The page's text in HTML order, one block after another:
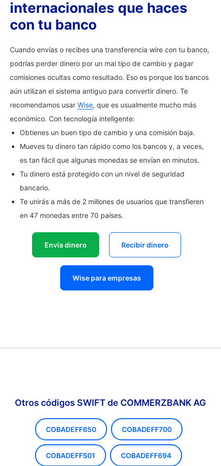
internacionales que haces
con tu banco
Cuando envías o recibes una transferencia wire con tu banco,
podrías perder dinero por un mal tipo de cambio y pagar
comisiones ocultas como resultado. Eso es porque los bancos
aún utilizan el sistema antiguo para convertir dinero. Te
recomendamos usar Wise, que es usualmente mucho más
económico. Con tecnología inteligente:
Obtienes un buen tipo de cambio y una comisión baja.
Mueves tu dinero tan rápido como los bancos y, a veces,
es tan fácil que algunas monedas se envían en minutos.
Tu dinero está protegido con un nivel de seguridad
bancario.
Te unirás a más de 2 millones de usuarios que transfieren
en 47 monedas entre 70 países.
Envía dinero Recibir dinero
Wise para empresas
Otros códigos SWIFT de COMMERZBANK AG
COBADEFF650 COBADEFF700
COBADEFFS01 COBADEFF694